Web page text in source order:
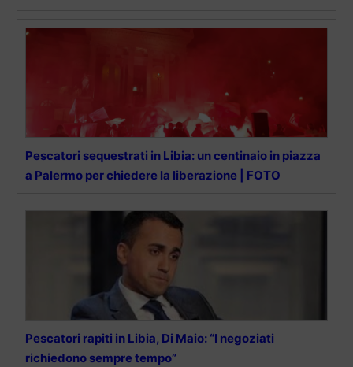
Pescatori sequestrati in Libia: un centinaio in piazza
a Palermo per chiedere la liberazione | FOTO
Pescatori rapiti in Libia, Di Maio: “I negoziati
richiedono sempre tempo”